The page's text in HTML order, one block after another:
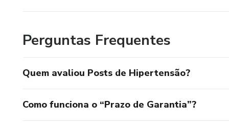
Perguntas Frequentes
Quem avaliou Posts de Hipertensão?
Como funciona o “Prazo de Garantia”?